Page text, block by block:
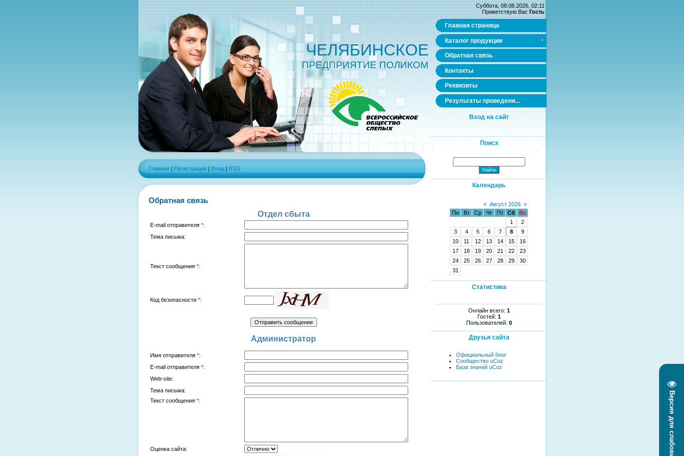
Версия для слабовидящих
ЧЕЛЯБИНСКОЕ
ПРЕДПРИЯТИЕ ПОЛИКОМ
Главная | Регистрация | Вход | RSS
Обратная связь
Отдел сбыта
E-mail отправителя *:
Тема письма:
Текст сообщения *:
Код безопасности *:
Администратор
Имя отправителя *:
E-mail отправителя *:
Web-site:
Тема письма:
Текст сообщения *:
Оценка сайта:
Суббота, 08.08.2026, 02:11
Приветствую Вас Гость
Главная страница
Каталог продукции
Обратная связь
Контакты
Реквизиты
Результаты проведени...
Вход на сайт
Поиск
Календарь
« Август 2026 »
Пн
Вт Ср Чт Пт Сб
Вс
1
2
3
4 5 6 7 8
9
10
11 12 13 14 15
16
17
18 19 20 21 22
23
24
25 26 27 28 29
30
31
Статистика
Онлайн всего: 1
Гостей: 1
Пользователей: 0
Друзья сайта
Официальный блог
Сообщество uCoz
База знаний uCoz